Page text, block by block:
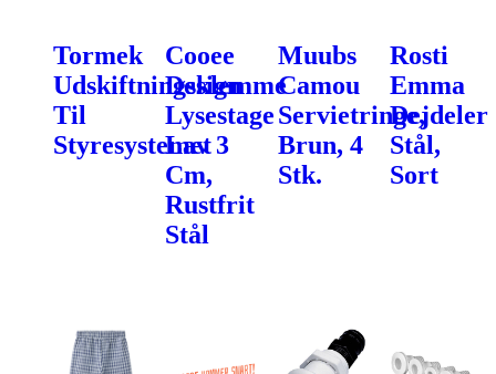
Tormek
Udskiftningsklemme
Til
Styresystemet
Cooee
Design
Lysestage
Lav 3
Cm,
Rustfrit
Stål
Muubs
Camou
Servietringe,
Brun, 4
Stk.
Rosti
Emma
Dejdeler
Stål,
Sort